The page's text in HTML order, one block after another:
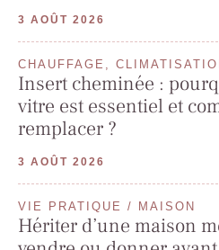
3 AOÛT 2026
CHAUFFAGE,
Insert cheminée :
vitre est essentiel et
remplacer ?
3 AOÛT 2026
VIE PRATIQUE / MAISON
Hériter d’une maison